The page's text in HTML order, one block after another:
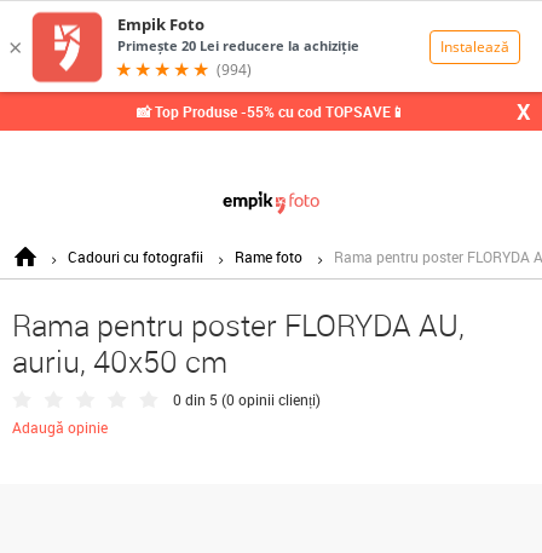
📸 Top Produse -55% cu cod TOPSAVE📱 X
Cadouri cu fotografii Rame foto Rama pentru poster FLORYDA
Rama pentru poster FLORYDA AU,
auriu, 40x50 cm
0 din 5 (0 opinii clienți)
Adaugă opinie